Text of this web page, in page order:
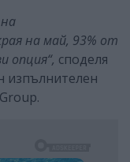
на май, 93% от
опция“, споделя
изпълнителен